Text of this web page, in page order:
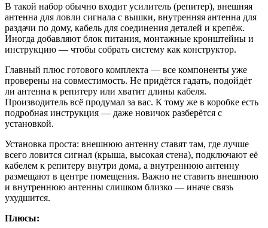
В такой набор обычно входит усилитель (репитер), внешняя
антенна для ловли сигнала с вышки, внутренняя антенна для
раздачи по дому, кабель для соединения деталей и крепёж.
Иногда добавляют блок питания, монтажные кронштейны и
инструкцию — чтобы собрать систему как конструктор.
Главный плюс готового комплекта — все компоненты уже
проверены на совместимость. Не придётся гадать, подойдёт
ли антенна к репитеру или хватит длины кабеля.
Производитель всё продумал за вас. К тому же в коробке есть
подробная инструкция — даже новичок разберётся с
установкой.
Установка проста: внешнюю антенну ставят там, где лучше
всего ловится сигнал (крыша, высокая стена), подключают её
кабелем к репитеру внутри дома, а внутреннюю антенну
размещают в центре помещения. Важно не ставить внешнюю
и внутреннюю антенны слишком близко — иначе связь
ухудшится.
Плюсы: